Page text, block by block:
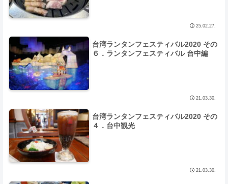
25.02.27.
台湾ランタンフェスティバル2020 その
６．ランタンフェスティバル 台中編
21.03.30.
台湾ランタンフェスティバル2020 その
４．台中観光
21.03.30.